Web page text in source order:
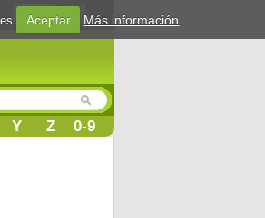
Login
Y Z 0-9
Aceptar Más información